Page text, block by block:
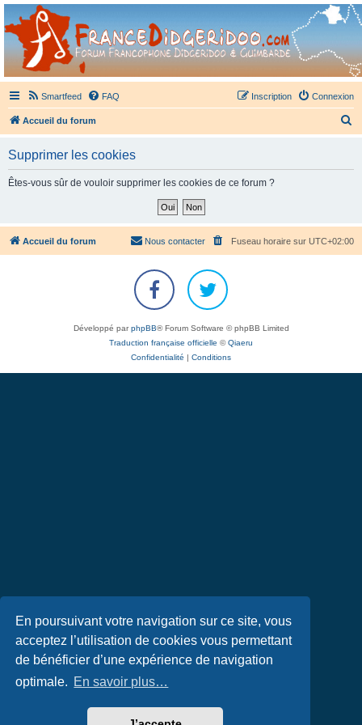
En poursuivant votre navigation sur ce site, vous
acceptez l’utilisation de cookies vous permettant
de bénéficier d’une expérience de navigation
optimale. En savoir plus…
France Didgeridoo
Didgeridoo et Guimbarde sur France Didgeridoo - retrouvez la communauté.
Smartfeed FAQ Connexion
Inscription
Accueil du forum
c
h
Supprimer les cookies
Êtes-vous sûr de vouloir supprimer les cookies de ce forum ?
Accueil du forum Fuseau horaire sur UTC+02:00
Nous contacter
Développé parphpBB® Forum Software © phpBB Limited
Traduction française officielle ©Qiaeru
Confidentialité
Conditions